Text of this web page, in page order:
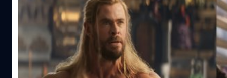
Love and Thunder’ จะเข้าฉายพร้อมกันวันที่ 8 กรกฎาคม นี้
ซึ่งคาดการณ์กันว่ารายได้เปิดตัวในสหรัฐฯ ของหนังเรื่องนี้จะ
แตะหลัก 30-40 ล้านเหรียญ หรือราว 900-1,400 ล้านบาท
ส่วนรายได้ช่วงสุดสัปดาห์แรกทั่วโลก มีการประเมินว่า ‘Thor:
Love and Thunder’ อาจจะทำได้สูงถึง 140-160 ล้านเหรียญ
(5,000-6,000…
เปิดประวัติ ‘ธอร์กับซูส’ 2 เทพเจ้าสายฟ้า จาก 2
ปกรณัม
ต้อนรับหนังภาคใหม่ของธอร์ อย่าง 'Thor: Love and
Thunder' ด้วยตำนานของเทพเจ้าสายฟ้า ที่บอกเลยว่าไม่ได้มี